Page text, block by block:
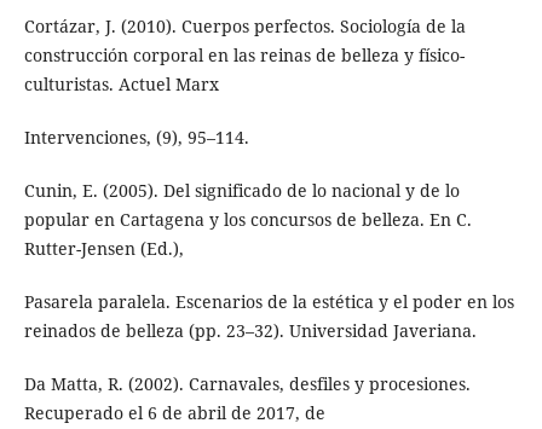
Cortázar, J. (2010). Cuerpos perfectos. Sociología de la
construcción corporal en las reinas de belleza y físico-
culturistas. Actuel Marx
Intervenciones, (9), 95–114.
Cunin, E. (2005). Del significado de lo nacional y de lo
popular en Cartagena y los concursos de belleza. En C.
Rutter-Jensen (Ed.),
Pasarela paralela. Escenarios de la estética y el poder en los
reinados de belleza (pp. 23–32). Universidad Javeriana.
Da Matta, R. (2002). Carnavales, desfiles y procesiones.
Recuperado el 6 de abril de 2017, de